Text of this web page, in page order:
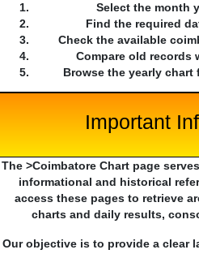
Select the month
Find the required
Check the available
Compare old records
Browse the yearly
Important
The >Coimbatore Chart page
informational and historical
access these pages to retrieve
charts and daily results,
Our objective is to provide a clear